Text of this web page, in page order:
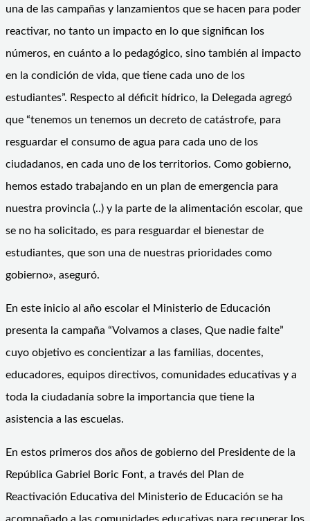
una de las campañas y lanzamientos que se hacen para poder
reactivar, no tanto un impacto en lo que significan los
números, en cuánto a lo pedagógico, sino también al impacto
en la condición de vida, que tiene cada uno de los
estudiantes”. Respecto al déficit hídrico, la Delegada agregó
que “tenemos un tenemos un decreto de catástrofe, para
resguardar el consumo de agua para cada uno de los
ciudadanos, en cada uno de los territorios. Como gobierno,
hemos estado trabajando en un plan de emergencia para
nuestra provincia (..) y la parte de la alimentación escolar, que
se no ha solicitado, es para resguardar el bienestar de
estudiantes, que son una de nuestras prioridades como
gobierno», aseguró.
En este inicio al año escolar el Ministerio de Educación
presenta la campaña “Volvamos a clases, Que nadie falte”
cuyo objetivo es concientizar a las familias, docentes,
educadores, equipos directivos, comunidades educativas y a
toda la ciudadanía sobre la importancia que tiene la
asistencia a las escuelas.
En estos primeros dos años de gobierno del Presidente de la
República Gabriel Boric Font, a través del Plan de
Reactivación Educativa del Ministerio de Educación se ha
acompañado a las comunidades educativas para recuperar los